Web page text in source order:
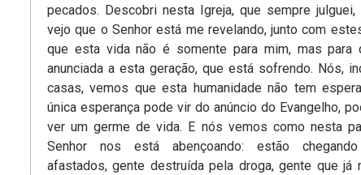
pecados. Descobri nesta Igreja, que sempre
vejo que o Senhor está me revelando, junto com
que esta vida não é somente para mim, mas para
anunciada a esta geração, que está sofrendo. Nós,
casas, vemos que esta humanidade não tem
única esperança pode vir do anúncio do Evangelho,
ver um germe de vida. E nós vemos como nesta
Senhor nos está abençoando: estão
afastados, gente destruída pela droga, gente que já